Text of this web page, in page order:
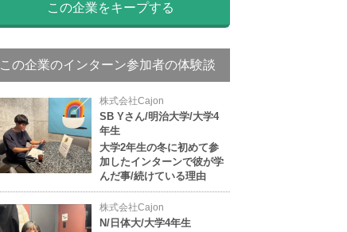
この企業をキープする
この企業のインターン参加者の体験談
株式会社Cajon
SB Yさん/明治大学/大学4
年生
大学2年生の冬に初めて参
加したインターンで彼が学
んだ事/続けている理由
株式会社Cajon
N/日体大/大学4年生